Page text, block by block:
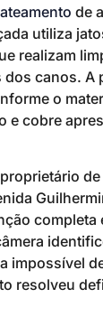
de
utiliza
realizam
dos canos. A
o
e cobre
completa
impossível
resolveu